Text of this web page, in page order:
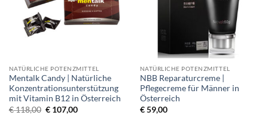
NATÜRLICHE POTENZMITTEL
Mentalk Candy | Natürliche
Konzentrationsunterstützung
mit Vitamin B12 in Österreich
€118,00 Original
€107,00Current
NATÜRLICHE POTENZMITTEL
NBB Reparaturcreme |
Pflegecreme für Männer in
Österreich
€59,00